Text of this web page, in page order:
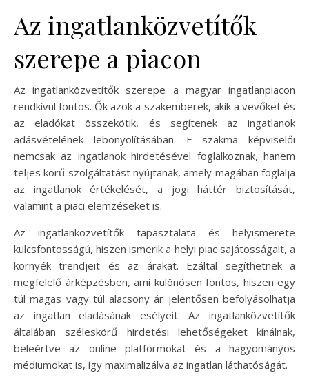
Az ingatlanközvetítők
szerepe a piacon
Az ingatlanközvetítők szerepe a magyar ingatlanpiacon
rendkívül fontos. Ők azok a szakemberek, akik a vevőket és
az eladókat összekötik, és segítenek az ingatlanok
adásvételének lebonyolításában. E szakma képviselői
nemcsak az ingatlanok hirdetésével foglalkoznak, hanem
teljes körű szolgáltatást nyújtanak, amely magában foglalja
az ingatlanok értékelését, a jogi háttér biztosítását,
valamint a piaci elemzéseket is.
Az ingatlanközvetítők tapasztalata és helyismerete
kulcsfontosságú, hiszen ismerik a helyi piac sajátosságait, a
környék trendjeit és az árakat. Ezáltal segíthetnek a
megfelelő árképzésben, ami különösen fontos, hiszen egy
túl magas vagy túl alacsony ár jelentősen befolyásolhatja
az ingatlan eladásának esélyeit. Az ingatlanközvetítők
általában széleskörű hirdetési lehetőségeket kínálnak,
beleértve az online platformokat és a hagyományos
médiumokat is, így maximalizálva az ingatlan láthatóságát.